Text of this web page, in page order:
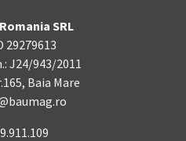
SRL
29279613
J24/943/2011
Baia Mare